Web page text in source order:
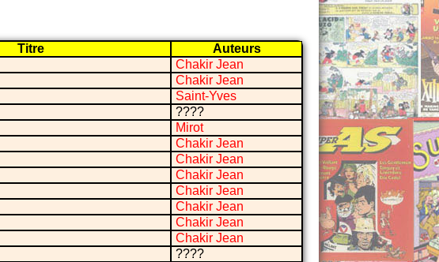
Titre
Auteurs
Chakir Jean
Chakir Jean
Saint-Yves
????
Mirot
Chakir Jean
Chakir Jean
Chakir Jean
Chakir Jean
Chakir Jean
Chakir Jean
Chakir Jean
????